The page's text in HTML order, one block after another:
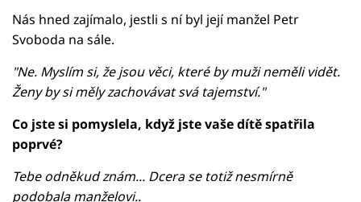
Nás hned zajímalo, jestli s ní byl její manžel Petr
Svoboda na sále.
"Ne. Myslím si, že jsou věci, které by muži neměli vidět.
Ženy by si měly zachovávat svá tajemství."
Co jste si pomyslela, když jste vaše dítě spatřila
poprvé?
Tebe odněkud znám... Dcera se totiž nesmírně
podobala manželovi..